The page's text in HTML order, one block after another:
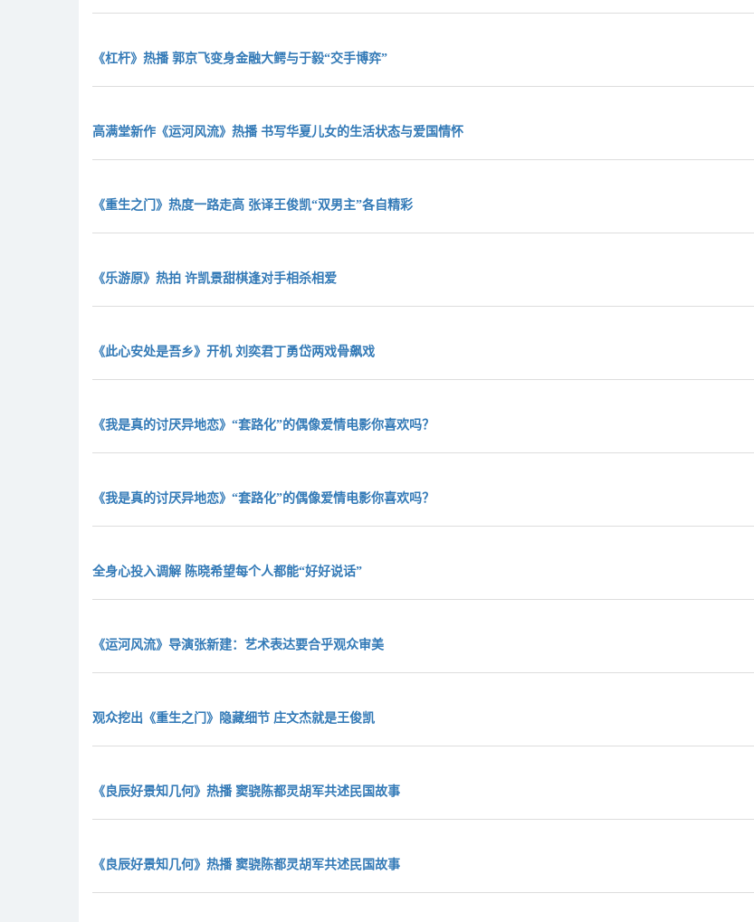
《杠杆》热播 郭京飞变身金融大鳄与于毅“交手博弈”
高满堂新作《运河风流》热播 书写华夏儿女的生活状态与爱国情怀
《重生之门》热度一路走高 张译王俊凯“双男主”各自精彩
《乐游原》热拍 许凯景甜棋逢对手相杀相爱
《此心安处是吾乡》开机 刘奕君丁勇岱两戏骨飙戏
《我是真的讨厌异地恋》“套路化”的偶像爱情电影你喜欢吗？
《我是真的讨厌异地恋》“套路化”的偶像爱情电影你喜欢吗？
全身心投入调解 陈晓希望每个人都能“好好说话”
《运河风流》导演张新建：艺术表达要合乎观众审美
观众挖出《重生之门》隐藏细节 庄文杰就是王俊凯
《良辰好景知几何》热播 窦骁陈都灵胡军共述民国故事
《良辰好景知几何》热播 窦骁陈都灵胡军共述民国故事